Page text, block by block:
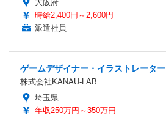
大阪府
時給2,400円～2,600円
派遣社員
ゲームデザイナー・イラストレーター
株式会社KANAU-LAB
埼玉県
年収250万円～350万円